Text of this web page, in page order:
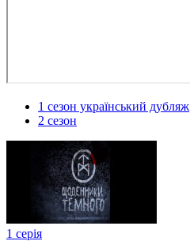
1 сезон український дубляж
2 сезон
1 серія